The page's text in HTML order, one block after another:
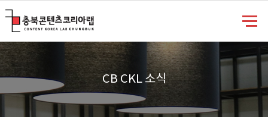
CB CKL 소식